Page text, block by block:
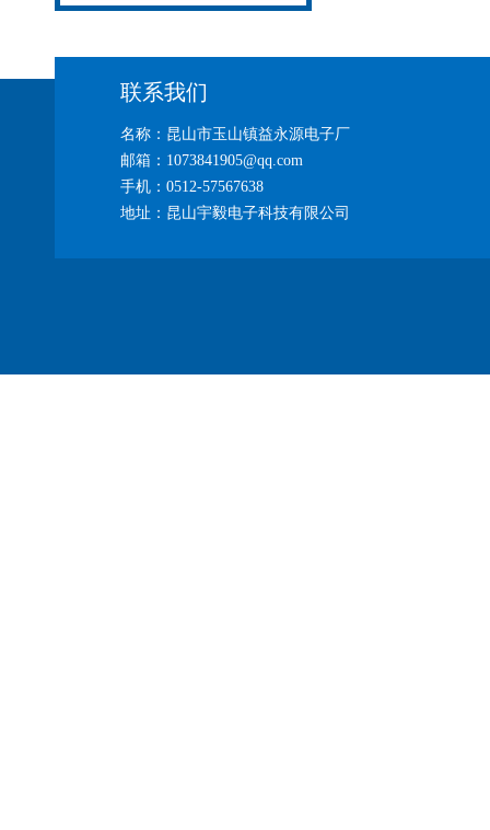
联系我们
名称：昆山市玉山镇益永源电子厂
邮箱：1073841905@qq.com
手机：0512-57567638
地址：昆山宇毅电子科技有限公司